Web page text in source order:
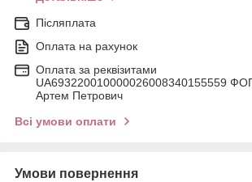
Післяплата
Оплата на рахунок
Оплата за реквізитами
UA693220010000026008340155559
Артем Петрович
Всі умови оплати
Умови повернення